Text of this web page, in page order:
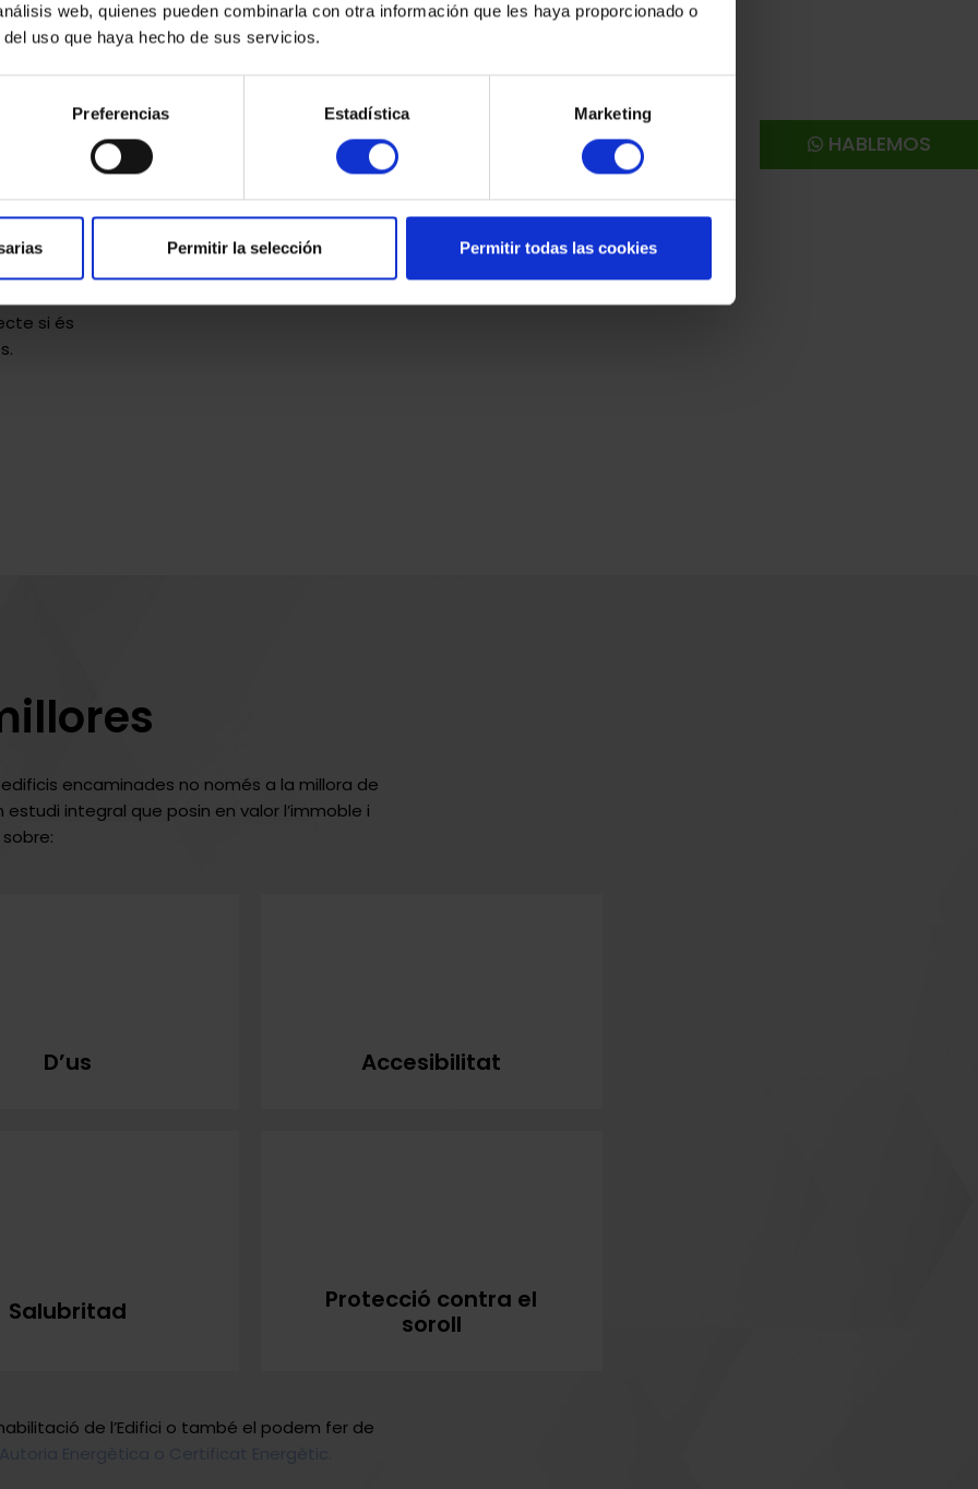
web, quienes pueden combinarla con otra información que les haya proporcionado o
uso que haya hecho de sus servicios.
Preferencias Estadística Marketing
Permitir la selección Permitir todas las cookies
si és
encaminades no només a la millora de
integral que posin en valor l’immoble i
D’us Accesibilitat
Salubritad
Protecció contra el
soroll
de l’Edifici o també el podem fer de
HABLEMOS